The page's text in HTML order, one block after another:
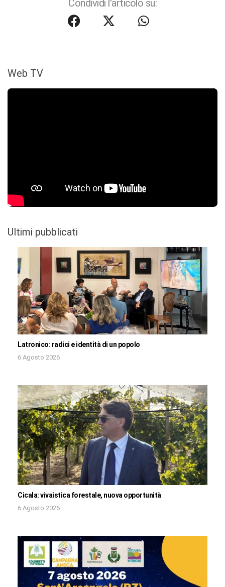
Condividi l'articolo su:
Web TV
Ultimi pubblicati
Latronico: radici e identità di un popolo
6 Agosto 2026
Cicala: vivaistica forestale, nuova opportunità
6 Agosto 2026